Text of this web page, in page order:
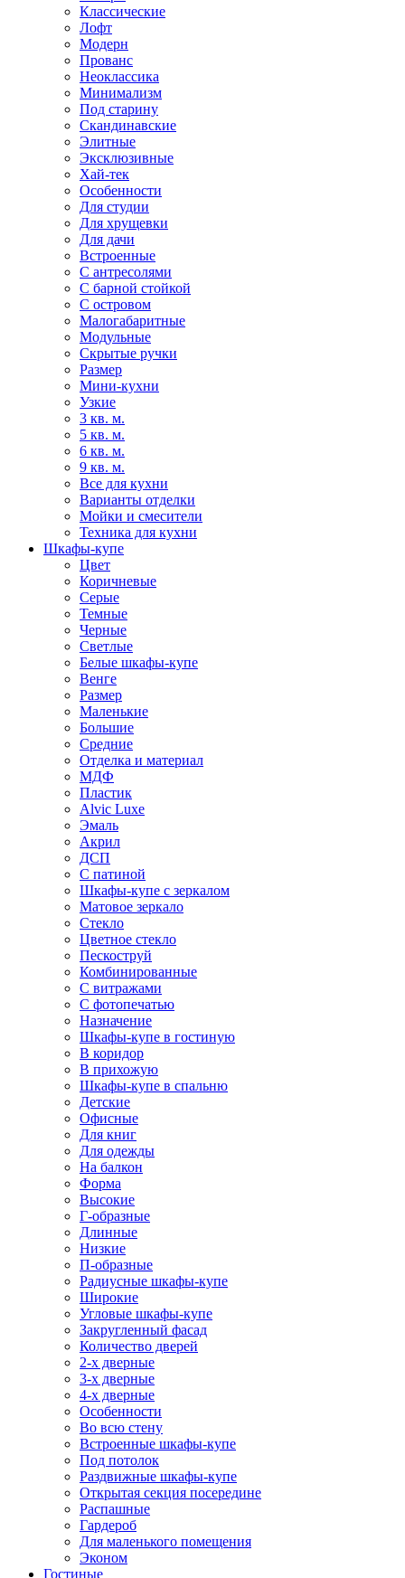
Классические
Лофт
Модерн
Прованс
Неоклассика
Минимализм
Под старину
Скандинавские
Элитные
Эксклюзивные
Хай-тек
Особенности
Для студии
Для хрущевки
Для дачи
Встроенные
С антресолями
С барной стойкой
С островом
Малогабаритные
Модульные
Скрытые ручки
Размер
Мини-кухни
Узкие
3 кв. м.
5 кв. м.
6 кв. м.
9 кв. м.
Все для кухни
Варианты отделки
Мойки и смесители
Техника для кухни
Шкафы-купе
Цвет
Коричневые
Серые
Темные
Черные
Светлые
Белые шкафы-купе
Венге
Размер
Маленькие
Большие
Средние
Отделка и материал
МДФ
Пластик
Alvic Luxe
Эмаль
Акрил
ДСП
С патиной
Шкафы-купе с зеркалом
Матовое зеркало
Стекло
Цветное стекло
Пескоструй
Комбинированные
С витражами
С фотопечатью
Назначение
Шкафы-купе в гостиную
В коридор
В прихожую
Шкафы-купе в спальню
Детские
Офисные
Для книг
Для одежды
На балкон
Форма
Высокие
Г-образные
Длинные
Низкие
П-образные
Радиусные шкафы-купе
Широкие
Угловые шкафы-купе
Закругленный фасад
Количество дверей
2-х дверные
3-х дверные
4-х дверные
Особенности
Во всю стену
Встроенные шкафы-купе
Под потолок
Раздвижные шкафы-купе
Открытая секция посередине
Распашные
Гардероб
Для маленького помещения
Эконом
Гостиные